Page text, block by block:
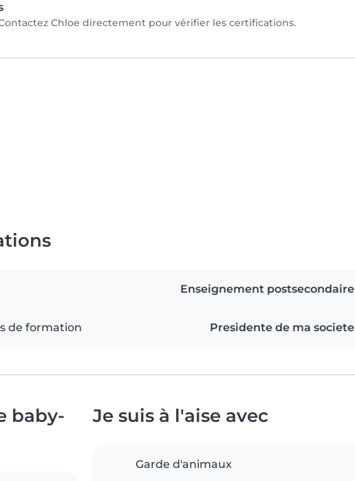
Chloe directement pour vérifier les certifications.
Enseignement postsecondaire
de formation Presidente de ma societe
baby-
Je suis à l'aise avec
Garde d'animaux